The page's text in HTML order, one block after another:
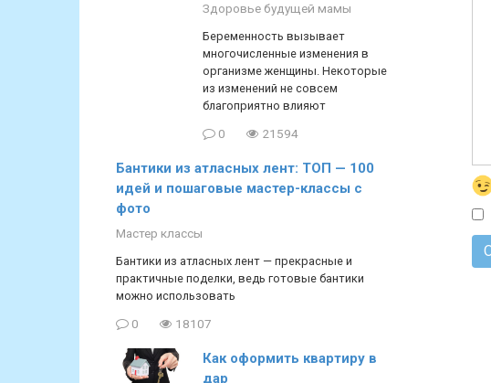
Здоровье будущей мамы
Беременность вызывает
многочисленные изменения в
организме женщины. Некоторые
из изменений не совсем
благоприятно влияют
0 21594
Бантики из атласных лент: ТОП — 100
идей и пошаговые мастер-классы с
фото
Мастер классы
Бантики из атласных лент — прекрасные и
практичные поделки, ведь готовые бантики
можно использовать
0 18107
Как оформить квартиру в
дар